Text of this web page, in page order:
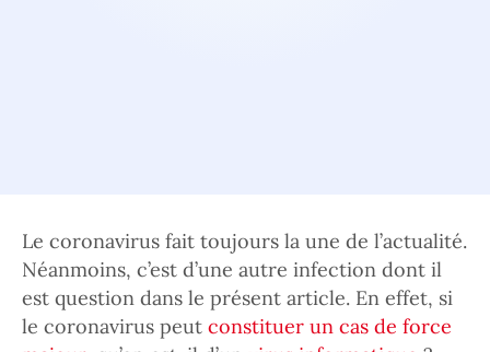
Le coronavirus fait toujours la une de l’actualité.
Néanmoins, c’est d’une autre infection dont il
est question dans le présent article. En effet, si
le coronavirus peut constituer un cas de force